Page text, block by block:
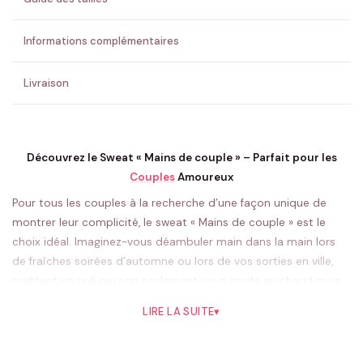
💚 Retour sous 24-48h🇫🇷 Flocage en France✅ Validation avant fabrication
Informations complémentaires
Livraison
Découvrez le Sweat « Mains de couple » – Parfait pour les
CouplesAmoureux
Pour tous les couples à la recherche d’une façon unique de
montrer leur complicité, le sweat « Mains de couple » est le
choix idéal. Imaginez-vous déambuler main dans la main lors
de fraîches soirées d’automne ou lors de vos sorties en ville,
Ce sweat est conçu spécialement pour les duos qui veulent
LIRE LA SUITE▾